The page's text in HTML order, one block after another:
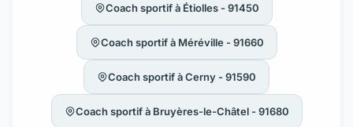
Coach sportif à Étiolles - 91450
Coach sportif à Méréville - 91660
Coach sportif à Cerny - 91590
Coach sportif à Bruyères-le-Châtel - 91680